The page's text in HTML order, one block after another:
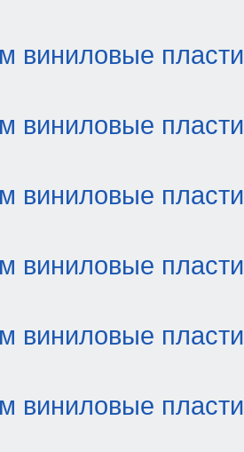
виниловые
виниловые
виниловые
виниловые
виниловые
виниловые